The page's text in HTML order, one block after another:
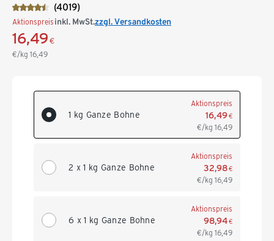
(4019)
Aktionspreis
16,49 €
€/kg 16,49
inkl. MwSt.zzgl. Versandkosten
1 kg Ganze Bohne
Aktionspreis
16,49 €
€/kg 16,49
2 x 1 kg Ganze Bohne
Aktionspreis
32,98€
€/kg 16,49
6 x 1 kg Ganze Bohne
Aktionspreis
98,94€
€/kg 16,49